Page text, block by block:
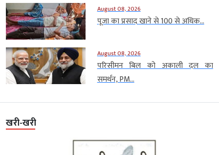
August 08, 2026
पूजा का प्रसाद खाने से 100 से अधिक...
August 08, 2026
परिसीमन बिल को अकाली दल का
समर्थन, PM...
खरी-खरी